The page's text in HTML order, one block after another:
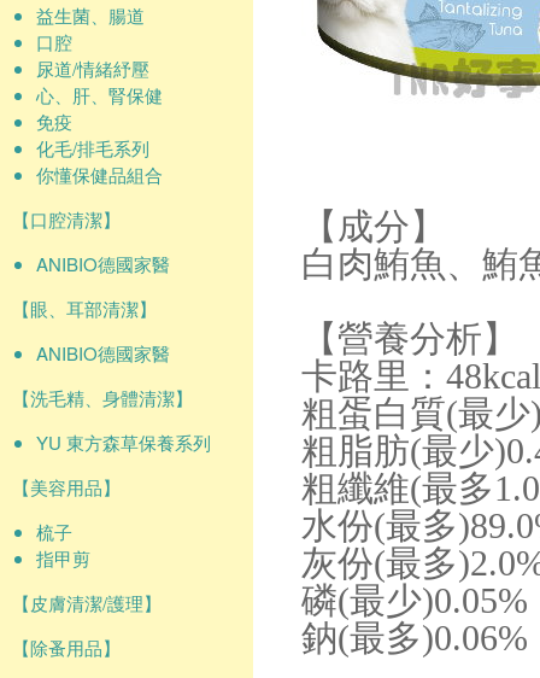
益生菌、腸道
口腔
尿道/情緒紓壓
心、肝、腎保健
免疫
化毛/排毛系列
你懂保健品組合
【口腔清潔】
ANIBIO德國家醫
【眼、耳部清潔】
ANIBIO德國家醫
【洗毛精、身體清潔】
YU 東方森草保養系列
【美容用品】
梳子
指甲剪
【皮膚清潔/護理】
【除蚤用品】
【成分】
白肉鮪魚、鮪
【營養分析】
卡路里：
粗蛋白質(最少
粗脂肪(最少
粗纖維(最多
水份(最多
灰份(最多
磷(最少)0.05%
鈉(最多)0.06%